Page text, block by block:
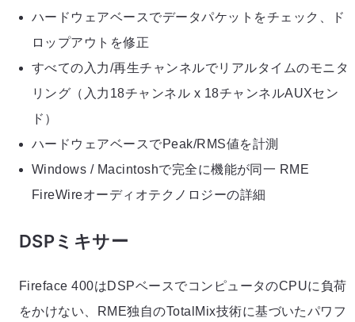
ハードウェアベースでデータパケットをチェック、ド
ロップアウトを修正
すべての入力/再生チャンネルでリアルタイムのモニタ
リング（入力18チャンネル x 18チャンネルAUXセン
ド）
ハードウェアベースでPeak/RMS値を計測
Windows / Macintoshで完全に機能が同一 RME
FireWireオーディオテクノロジーの詳細
DSPミキサー
Fireface 400はDSPベースでコンピュータのCPUに負荷
をかけない、RME独自のTotalMix技術に基づいたパワフ